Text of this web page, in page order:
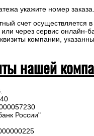
укажите номер заказа.
счет осуществляется
через сервис онлайн-
компании,
нашей
России"